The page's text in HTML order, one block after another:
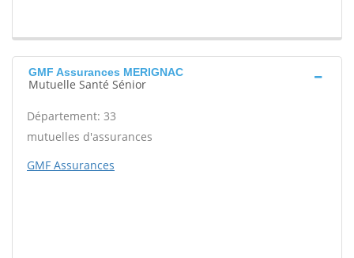
GMF Assurances MERIGNAC
Mutuelle Santé Sénior
Département: 33
mutuelles d'assurances
GMF Assurances